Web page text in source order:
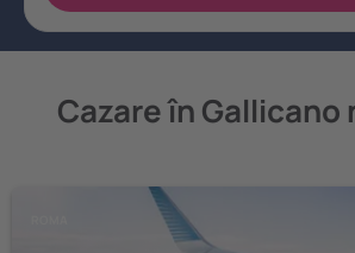
Cazare în Gallicano